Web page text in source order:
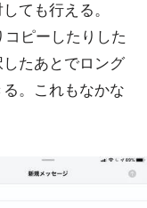
ても行える。
ピーしたりした
たあとでロング
。これもなかな